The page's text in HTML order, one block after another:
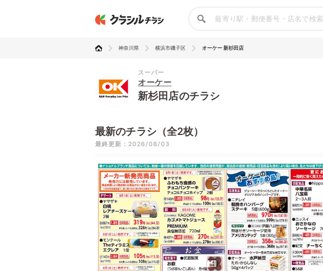
神奈川県 横浜市磯子区 オーケー 新杉田店
スーパー
オーケー
新杉田店のチラシ
最新のチラシ（全2枚）
最終更新：2026/08/03